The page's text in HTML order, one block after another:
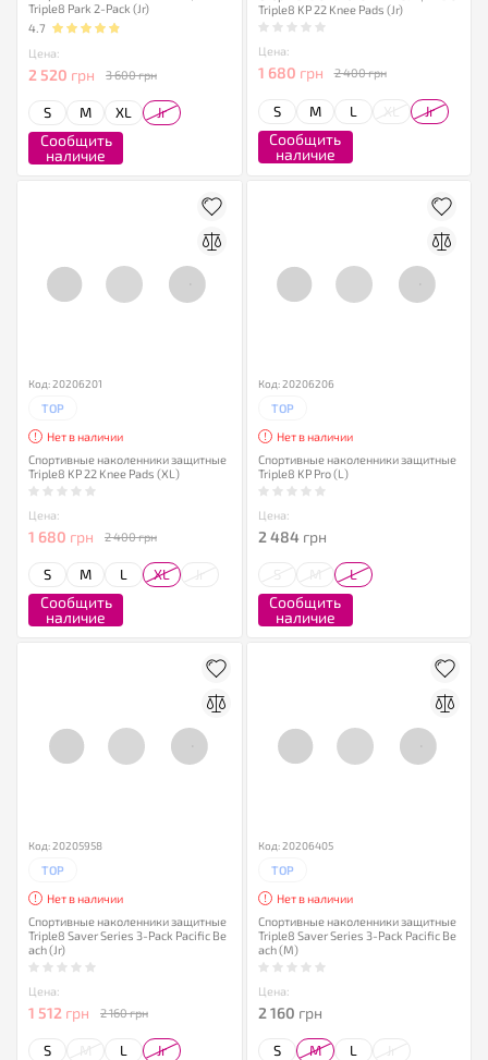
Triple8 Park 2-Pack (Jr)
4.7
Цена:
2 520 грн 3 600 грн
S M XL Jr
Сообщить
наличие
Triple8 KP 22 Knee Pads (Jr)
Цена:
1 680 грн 2 400 грн
S M L Jr
Сообщить
наличие
Код: 20206201
TOP
Нет в наличии
Спортивные наколенники защитные
Triple8 KP 22 Knee Pads (XL)
Цена:
1 680 грн 2 400 грн
S M L XL
Сообщить
наличие
Код: 20206206
TOP
Нет в наличии
Спортивные наколенники защитные
Triple8 KP Pro (L)
Цена:
2 484 грн
L
Сообщить
наличие
Код: 20205958
TOP
Нет в наличии
Спортивные наколенники защитные
Triple8 Saver Series 3-Pack Pacific Be
ach (Jr)
Цена:
1 512 грн 2 160 грн
S L Jr
Код: 20206405
TOP
Нет в наличии
Спортивные наколенники защитные
Triple8 Saver Series 3-Pack Pacific Be
ach (M)
Цена:
2 160 грн
S M L